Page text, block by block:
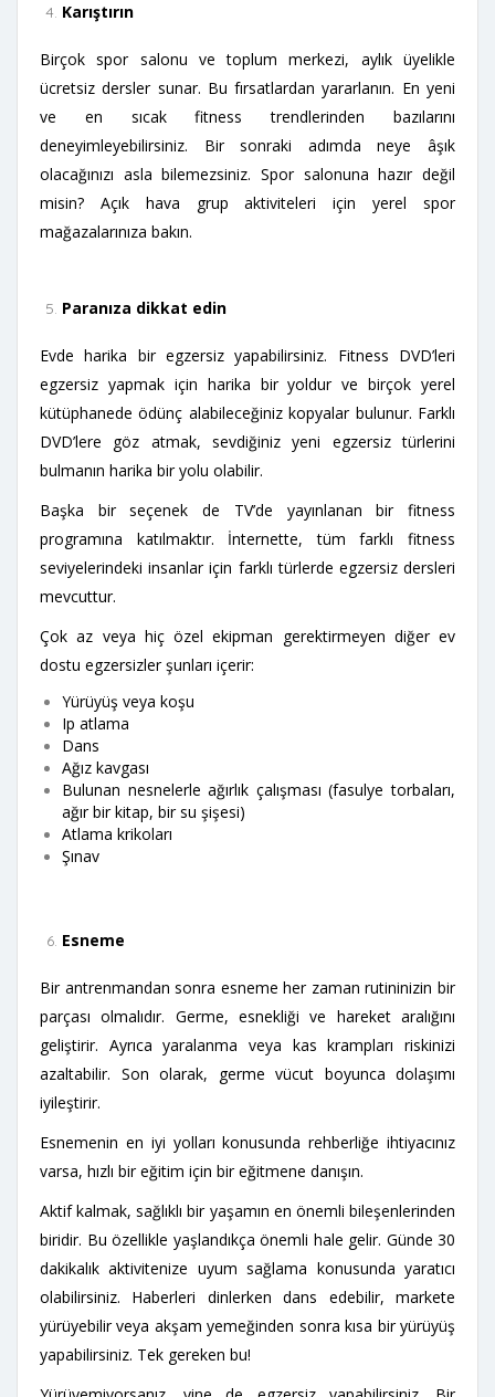
Karıştırın
Birçok spor salonu ve toplum merkezi, aylık üyelikle
ücretsiz dersler sunar. Bu fırsatlardan yararlanın. En yeni
ve en sıcak fitness trendlerinden bazılarını
deneyimleyebilirsiniz. Bir sonraki adımda neye âşık
olacağınızı asla bilemezsiniz. Spor salonuna hazır değil
misin? Açık hava grup aktiviteleri için yerel spor
mağazalarınıza bakın.
Paranıza dikkat edin
Evde harika bir egzersiz yapabilirsiniz. Fitness DVD’leri
egzersiz yapmak için harika bir yoldur ve birçok yerel
kütüphanede ödünç alabileceğiniz kopyalar bulunur. Farklı
DVD’lere göz atmak, sevdiğiniz yeni egzersiz türlerini
bulmanın harika bir yolu olabilir.
Başka bir seçenek de TV’de yayınlanan bir fitness
programına katılmaktır. İnternette, tüm farklı fitness
seviyelerindeki insanlar için farklı türlerde egzersiz dersleri
mevcuttur.
Çok az veya hiç özel ekipman gerektirmeyen diğer ev
dostu egzersizler şunları içerir:
Yürüyüş veya koşu
Ip atlama
Dans
Ağız kavgası
Bulunan nesnelerle ağırlık çalışması (fasulye torbaları,
ağır bir kitap, bir su şişesi)
Atlama krikoları
Şınav
Esneme
Bir antrenmandan sonra esneme her zaman rutininizin bir
parçası olmalıdır. Germe, esnekliği ve hareket aralığını
geliştirir. Ayrıca yaralanma veya kas krampları riskinizi
azaltabilir. Son olarak, germe vücut boyunca dolaşımı
iyileştirir.
Esnemenin en iyi yolları konusunda rehberliğe ihtiyacınız
varsa, hızlı bir eğitim için bir eğitmene danışın.
Aktif kalmak, sağlıklı bir yaşamın en önemli bileşenlerinden
biridir. Bu özellikle yaşlandıkça önemli hale gelir. Günde 30
dakikalık aktivitenize uyum sağlama konusunda yaratıcı
olabilirsiniz. Haberleri dinlerken dans edebilir, markete
yürüyebilir veya akşam yemeğinden sonra kısa bir yürüyüş
yapabilirsiniz. Tek gereken bu!